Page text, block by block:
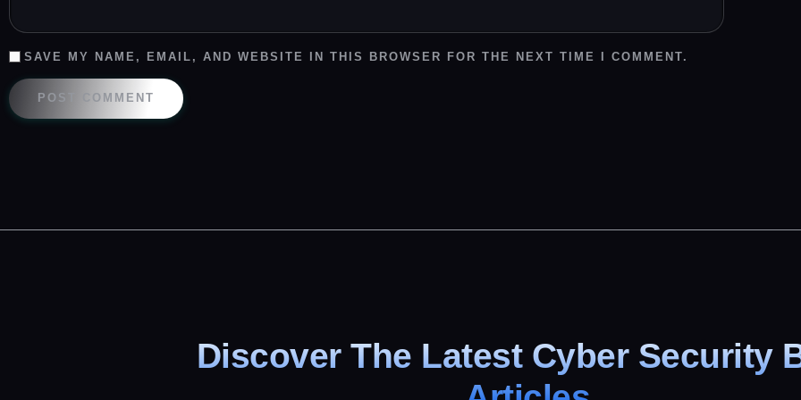
SAVE MY NAME, EMAIL, AND WEBSITE IN THIS BROWSER FOR THE NEXT TIME I COMMENT.
Discover The Latest Cyber Security